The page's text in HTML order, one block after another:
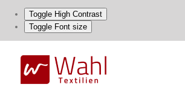
Toggle High Contrast
Toggle Font size
content